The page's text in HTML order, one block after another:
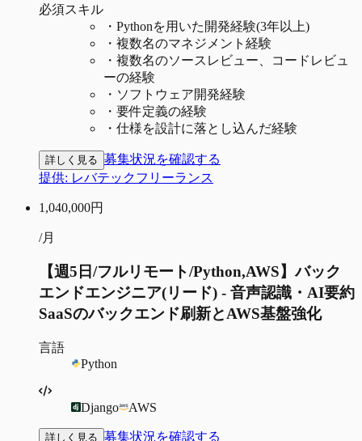
必須スキル
・ Pythonを用いた開発経験(3年以上)
・ 複数名のマネジメント経験
・ 複数名のソースレビュー、コードレビュ
ーの経験
・ ソフトウェア開発経験
・ 要件定義の経験
・ 仕様を設計に落とし込んだ経験
詳しく見る 募集状況を確認する
提供: レバテックフリーランス
1,040,000円
/月
【週5日/フルリモート/Python,AWS】バック
エンドエンジニア(リード) - 音声認識・AI要約
SaaSのバックエンド刷新とAWS基盤強化
言語
Python
Django AWS
詳しく見る 募集状況を確認する